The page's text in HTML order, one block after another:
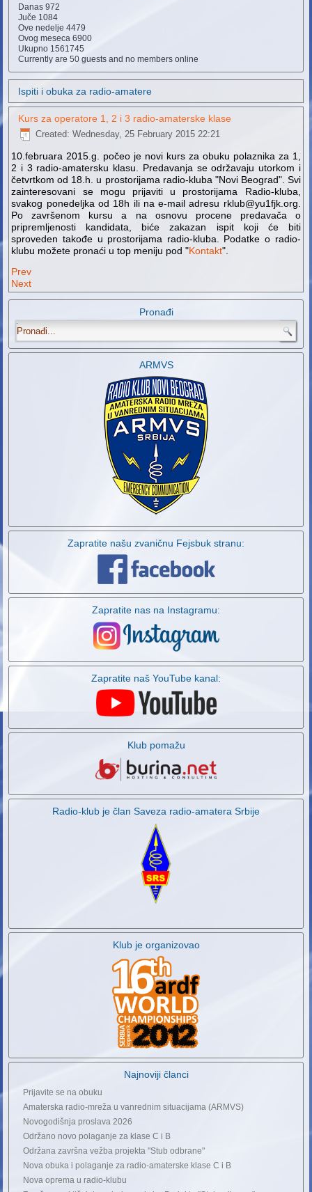
Danas972
Juče 1084
Ove nedelje4479
Ovog meseca6900
Ukupno 1561745
Currently are 50 guests and no members online
Ispiti i obuka za radio-amatere
Kurs za operatore 1, 2 i 3 radio-amaterske klase
Created: Wednesday, 25 February 2015 22:21
10.februara 2015.g. počeo je novi kurs za obuku polaznika za 1,
2 i 3 radio-amatersku klasu. Predavanja se održavaju utorkom i
četvrtkom od 18.h. u prostorijama radio-kluba "Novi Beograd". Svi
zainteresovani se mogu prijaviti u prostorijama Radio-kluba,
svakog ponedeljka od 18h ili na e-mail adresu rklub@yu1fjk.org.
Po završenom kursu a na osnovu procene predavača o
pripremljenosti kandidata, biće zakazan ispit koji će biti
sproveden takođe u prostorijama radio-kluba. Podatke o radio-
klubu možete pronaći u top meniju pod "Kontakt".
Prev
Next
Pronađi
.
ARMVS
Zapratite našu zvaničnu Fejsbuk stranu:
Zapratite nas na Instagramu:
Zapratite naš YouTube kanal:
Klub pomažu
Radio-klub je član Saveza radio-amatera Srbije
Klub je organizovao
Najnoviji članci
Prijavite se na obuku
Amaterska radio-mreža u vanrednim situacijama (ARMVS)
Novogodišnja proslava 2026
Održano novo polaganje za klase C i B
Održana završna vežba projekta "Stub odbrane"
Nova obuka i polaganje za radio-amaterske klase C i B
Nova oprema u radio-klubu